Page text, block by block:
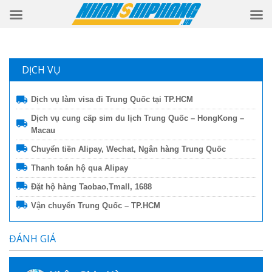
DỊCH VỤ
Dịch vụ làm visa đi Trung Quốc tại TP.HCM
Dịch vụ cung cấp sim du lịch Trung Quốc – HongKong –
Macau
Chuyển tiền Alipay, Wechat, Ngân hàng Trung Quốc
Thanh toán hộ qua Alipay
Đặt hộ hàng Taobao,Tmall, 1688
Vận chuyển Trung Quốc – TP.HCM
ĐÁNH GIÁ